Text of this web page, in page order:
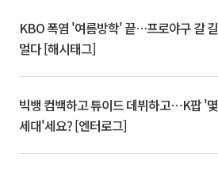
KBO 폭염 '여름방학' 끝…프로야구 갈 길
멀다 [해시태그]
빅뱅 컴백하고 튜이드 데뷔하고⋯K팝 '몇
세대'세요? [엔터로그]